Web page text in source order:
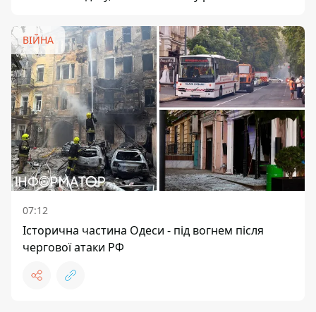
ВІЙНА
07:12
Історична частина Одеси - під вогнем після
чергової атаки РФ